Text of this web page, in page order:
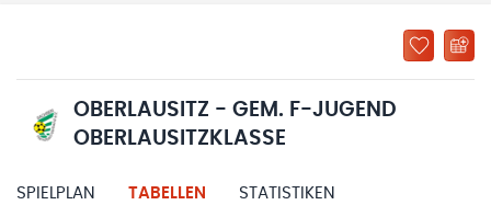
OBERLAUSITZ - GEM. F-JUGEND
OBERLAUSITZKLASSE
SPIELPLAN TABELLEN STATISTIKEN